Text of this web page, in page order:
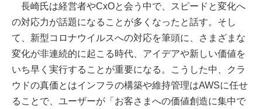
長崎氏は経営者やCxOと会う中で、スピードと変化へ
の対応力が話題になることが多くなったと話す。そし
て、新型コロナウイルスへの対応を筆頭に、さまざまな
変化が非連続的に起こる時代、アイデアや新しい価値を
いち早く実行することが重要になる。こうした中、クラ
ウドの真価とはインフラの構築や維持管理はAWSに任せ
ることで、ユーザーが「お客さまへの価値創造に集中で